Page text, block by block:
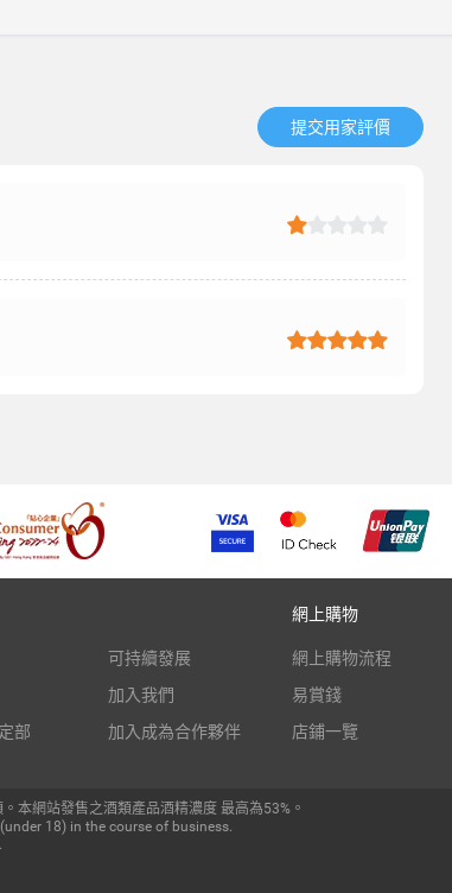
提交用家評價​
部
可持續發展
加入我們
加入成為合作夥伴
網上購物
網上購物流程
易賞錢
店鋪一覽
本網站發售之酒類產品酒精濃度 最高為53%。
18) in the course of business.